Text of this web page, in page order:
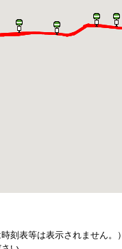
刻表等は表示されません。）